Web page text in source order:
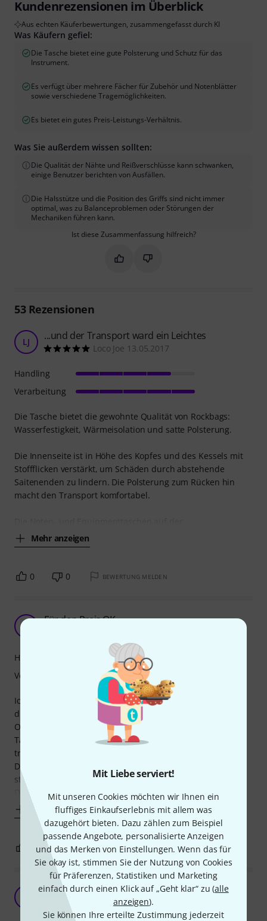
Mit Liebe serviert!
Mit unseren Cookies möchten wir Ihnen ein
fluffiges Einkaufserlebnis mit allem was
dazugehört bieten. Dazu zählen zum Beispiel
passende Angebote, personalisierte Anzeigen
und das Merken von Einstellungen. Wenn das für
Sie okay ist, stimmen Sie der Nutzung von Cookies
für Präferenzen, Statistiken und Marketing
einfach durch einen Klick auf „Geht klar“ zu (alle
anzeigen).
Sie können Ihre erteilte Zustimmung jederzeit
Kundenrezensionen im Überblick
Aus echten Käuferbewertungen, zusammengefasst durch KI
Was Käufern gefiel:
Die Tasche bietet eine gute Polsterung und Schutz für das
Instrument.
Es verfügt über mehrere Fächer für Zubehör und Notenblätter
sowie verschiedene Tragemöglichkeiten.
Es bietet ein gutes Preis-Leistungs-Verhältnis.
Was Sie außerdem wissen sollten:
Die Qualität der Nähte und Reißverschlüsse kann schwanken,
einige Benutzer berichten von Ausfällen.
Die Halsstütze und die Position des Griffs sind nicht immer
optimal, was zu Balanceproblemen oder Störungen der
Mechaniken führen kann.
Ist diese Zusammenfassung hilfreich?
Markieren Sie diese
Markieren Sie diese
53Rezensionen
LJ ...und der Transport ward ein Leichtes
Loco Joe 13.05.2017
Die Tasche bietet die gewohnte Qualität von Rockbags:
Wasserfestigkeit, Wärmeisolation und satte Polsterung.
Die Innenseite ist in Höhe des Kopfes und des Kessels mit
Stoffflicken verstärkt, um Schäden durch abstehende
Saitenenden zu lindern. Die Polsterung zum Rücken hin
macht den Transport komfortabel.
Mehr anzeigen
Handling
Verarbeitung
0 0 BEWERTUNG MELDEN
H Für den Preis OK
Ich hab die Tasche zum Transport im Auto gekauft.Für
diesen Einsatzzweck ist sie für mich völlig ausreichend.
Optisch sind keine Verarbeitungsfehler feststellbar.Die
Tasche könnte 1-2 cm HÖHER sein, aber das Banjo passt
trotzdem prima rein (bei 36 cm Kesseldurchmesser ).
Die Reißverschlüsse sind leichtgängig und wirken recht
stabil.
Die Halsauflage im
Mehr anzeigen
Handling
Verarbeitung
0 BEWERTUNG MELDEN
Wenig Tasche fürs Geld
Kaiman 31.10.2019